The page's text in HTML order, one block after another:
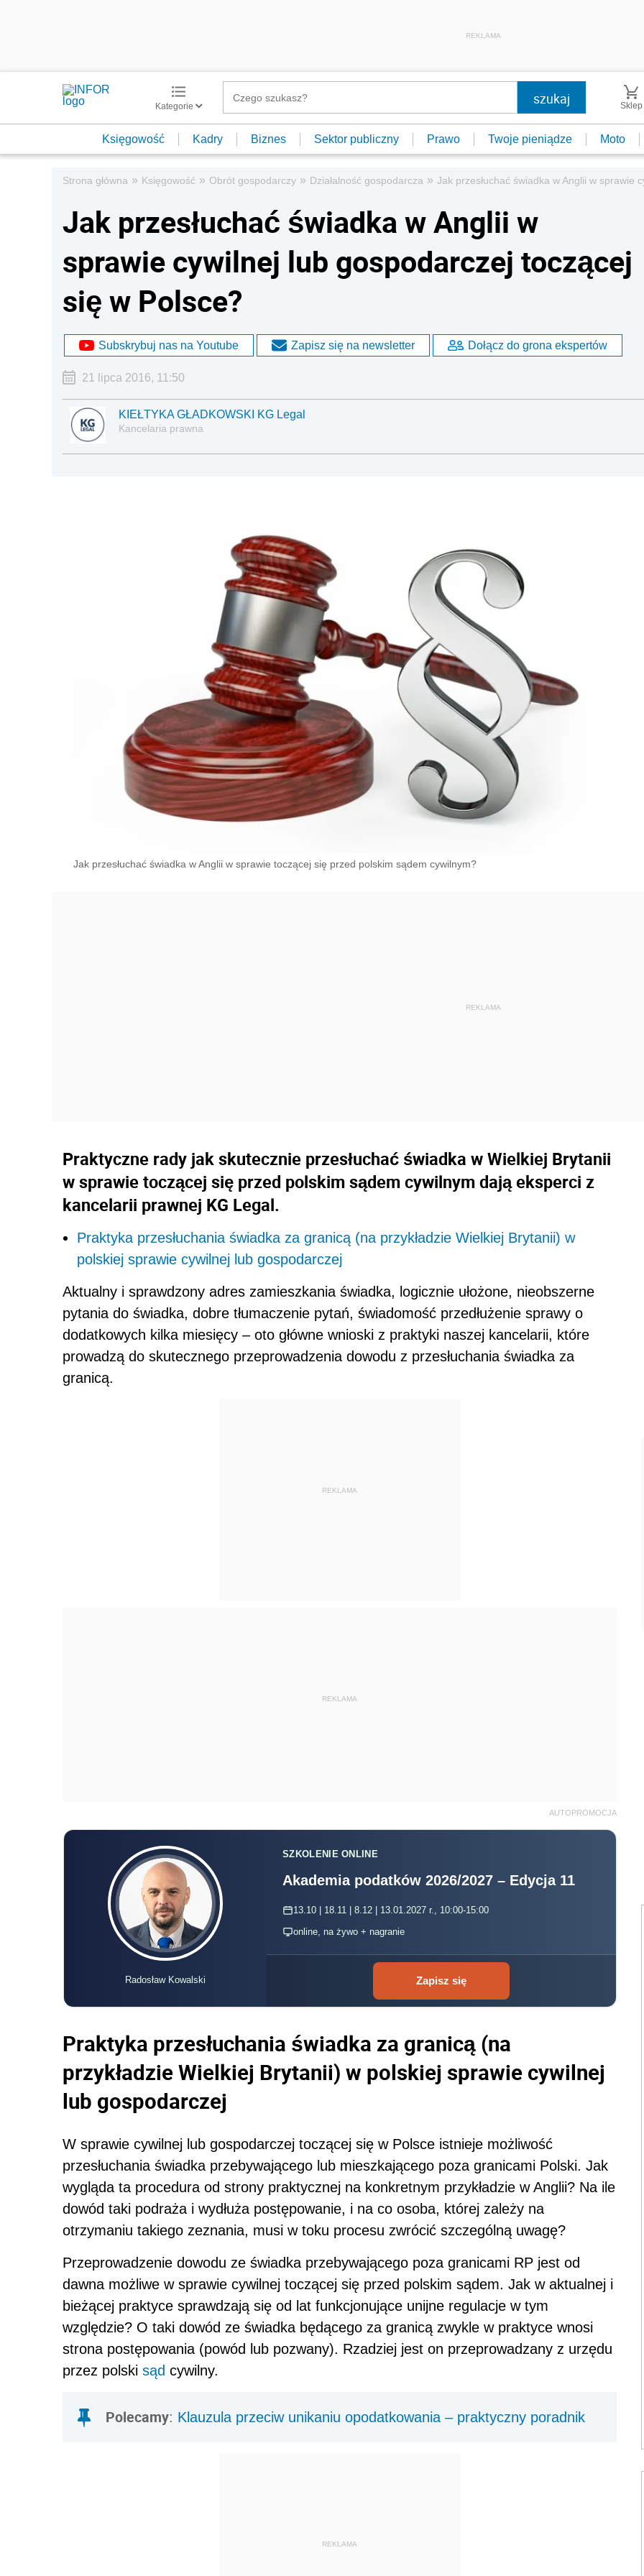
REKLAMA
Kategorie Sklep
Księgowość Kadry Biznes Sektor publiczny Prawo Twoje pieniądze Moto
Strona główna » Księgowość » Obrót gospodarczy » Działalność gospodarcza » Jak przesłuchać świadka w Anglii w sprawie
Jak przesłuchać świadka w Anglii w
sprawie cywilnej lub gospodarczej toczącej
się w Polsce?
Subskrybuj nas na Youtube Zapisz się na newsletter Dołącz do grona ekspertów
21 lipca 2016, 11:50
KIEŁTYKA GŁADKOWSKI KG Legal
Kancelaria prawna
Jak przesłuchać świadka w Anglii w sprawie toczącej się przed polskim sądem cywilnym?
Praktyczne rady jak skutecznie przesłuchać świadka w Wielkiej Brytanii
w sprawie toczącej się przed polskim sądem cywilnym dają eksperci z
kancelarii prawnej KG Legal.
Praktyka przesłuchania świadka za granicą (na przykładzie Wielkiej Brytanii) w
polskiej sprawie cywilnej lub gospodarczej
Aktualny i sprawdzony adres zamieszkania świadka, logicznie ułożone, nieobszerne
pytania do świadka, dobre tłumaczenie pytań, świadomość przedłużenie sprawy o
dodatkowych kilka miesięcy – oto główne wnioski z praktyki naszej kancelarii, które
prowadzą do skutecznego przeprowadzenia dowodu z przesłuchania świadka za
granicą.
REKLAMA
REKLAMA
AUTOPROMOCJA
Radosław Kowalski
SZKOLENIE ONLINE
Akademia podatków 2026/2027 – Edycja 11
13.10 | 18.11 | 8.12 | 13.01.2027 r., 10:00-15:00
online, na żywo + nagranie
Zapisz się
Praktyka przesłuchania świadka za granicą (na
przykładzie Wielkiej Brytanii) w polskiej sprawie cywilnej
lub gospodarczej
W sprawie cywilnej lub gospodarczej toczącej się w Polsce istnieje możliwość
przesłuchania świadka przebywającego lub mieszkającego poza granicami Polski. Jak
wygląda ta procedura od strony praktycznej na konkretnym przykładzie w Anglii? Na ile
dowód taki podraża i wydłuża postępowanie, i na co osoba, której zależy na
otrzymaniu takiego zeznania, musi w toku procesu zwrócić szczególną uwagę?
Przeprowadzenie dowodu ze świadka przebywającego poza granicami RP jest od
dawna możliwe w sprawie cywilnej toczącej się przed polskim sądem. Jak w aktualnej i
bieżącej praktyce sprawdzają się od lat funkcjonujące unijne regulacje w tym
względzie? O taki dowód ze świadka będącego za granicą zwykle w praktyce wnosi
strona postępowania (powód lub pozwany). Rzadziej jest on przeprowadzany z urzędu
przez polski sąd cywilny.
Polecamy: Klauzula przeciw unikaniu opodatkowania – praktyczny poradnik
REKLAMA